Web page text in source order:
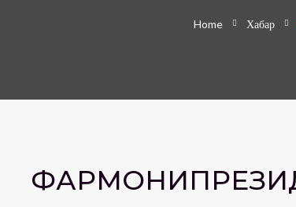
Home Хабар